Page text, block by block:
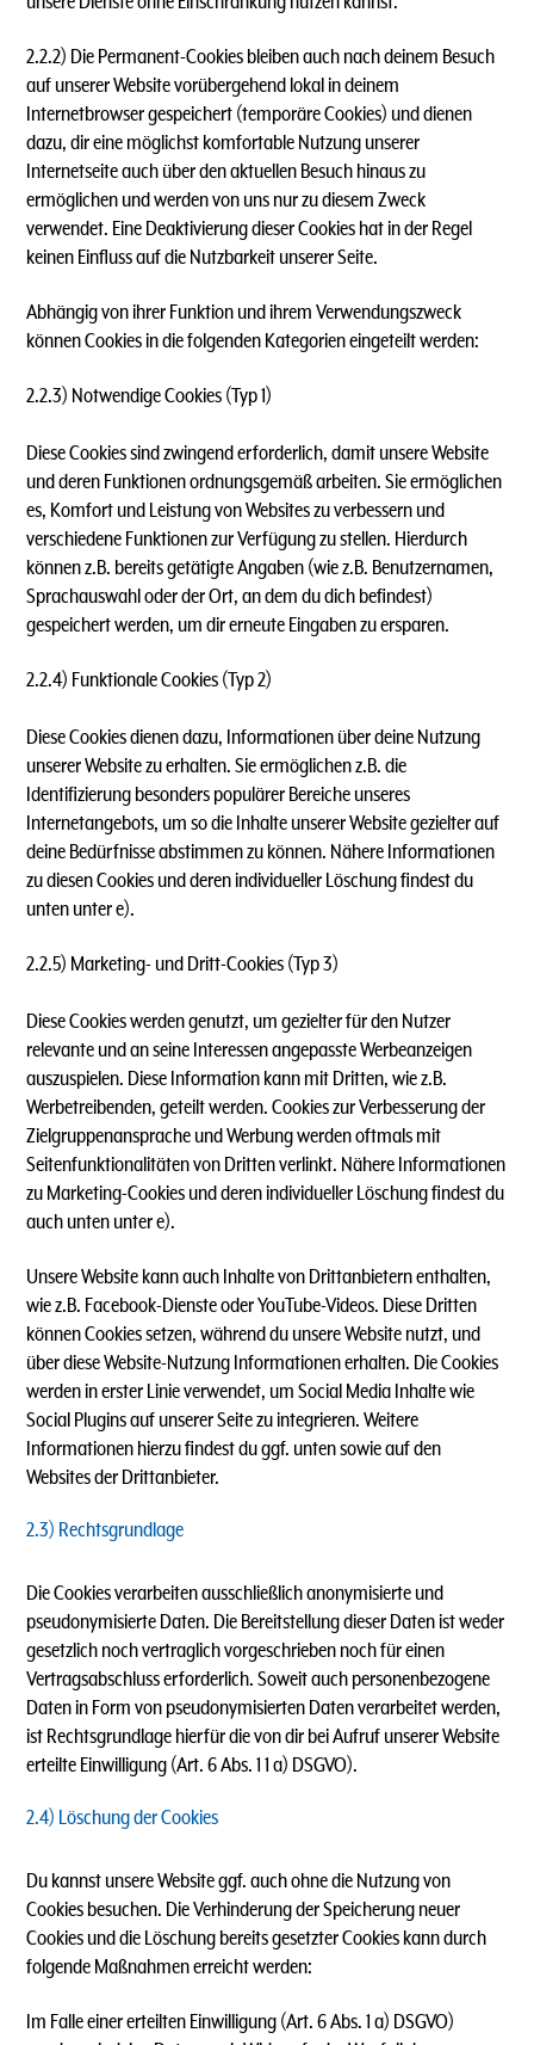
2.2.2) Die Permanent-Cookies bleiben auch nach deinem Besuch
auf unserer Website vorübergehend lokal in deinem
Internetbrowser gespeichert (temporäre Cookies) und dienen
dazu, dir eine möglichst komfortable Nutzung unserer
Internetseite auch über den aktuellen Besuch hinaus zu
ermöglichen und werden von uns nur zu diesem Zweck
verwendet. Eine Deaktivierung dieser Cookies hat in der Regel
keinen Einfluss auf die Nutzbarkeit unserer Seite.
Abhängig von ihrer Funktion und ihrem Verwendungszweck
können Cookies in die folgenden Kategorien eingeteilt werden:
2.2.3) Notwendige Cookies (Typ 1)
Diese Cookies sind zwingend erforderlich, damit unsere Website
und deren Funktionen ordnungsgemäß arbeiten. Sie ermöglichen
es, Komfort und Leistung von Websites zu verbessern und
verschiedene Funktionen zur Verfügung zu stellen. Hierdurch
können z.B. bereits getätigte Angaben (wie z.B. Benutzernamen,
Sprachauswahl oder der Ort, an dem du dich befindest)
gespeichert werden, um dir erneute Eingaben zu ersparen.
2.2.4) Funktionale Cookies (Typ 2)
Diese Cookies dienen dazu, Informationen über deine Nutzung
unserer Website zu erhalten. Sie ermöglichen z.B. die
Identifizierung besonders populärer Bereiche unseres
Internetangebots, um so die Inhalte unserer Website gezielter auf
deine Bedürfnisse abstimmen zu können. Nähere Informationen
zu diesen Cookies und deren individueller Löschung findest du
unten unter e).
2.2.5) Marketing- und Dritt-Cookies (Typ 3)
Diese Cookies werden genutzt, um gezielter für den Nutzer
relevante und an seine Interessen angepasste Werbeanzeigen
auszuspielen. Diese Information kann mit Dritten, wie z.B.
Werbetreibenden, geteilt werden. Cookies zur Verbesserung der
Zielgruppenansprache und Werbung werden oftmals mit
Seitenfunktionalitäten von Dritten verlinkt. Nähere Informationen
zu Marketing-Cookies und deren individueller Löschung findest du
auch unten unter e).
Unsere Website kann auch Inhalte von Drittanbietern enthalten,
wie z.B. Facebook-Dienste oder YouTube-Videos. Diese Dritten
können Cookies setzen, während du unsere Website nutzt, und
über diese Website-Nutzung Informationen erhalten. Die Cookies
werden in erster Linie verwendet, um Social Media Inhalte wie
Social Plugins auf unserer Seite zu integrieren. Weitere
Informationen hierzu findest du ggf. unten sowie auf den
Websites der Drittanbieter.
2.3) Rechtsgrundlage
Die Cookies verarbeiten ausschließlich anonymisierte und
pseudonymisierte Daten. Die Bereitstellung dieser Daten ist weder
gesetzlich noch vertraglich vorgeschrieben noch für einen
Vertragsabschluss erforderlich. Soweit auch personenbezogene
Daten in Form von pseudonymisierten Daten verarbeitet werden,
ist Rechtsgrundlage hierfür die von dir bei Aufruf unserer Website
erteilte Einwilligung (Art. 6 Abs. 1 1 a) DSGVO).
2.4) Löschung der Cookies
Du kannst unsere Website ggf. auch ohne die Nutzung von
Cookies besuchen. Die Verhinderung der Speicherung neuer
Cookies und die Löschung bereits gesetzter Cookies kann durch
folgende Maßnahmen erreicht werden:
Im Falle einer erteilten Einwilligung (Art. 6 Abs. 1 a) DSGVO)